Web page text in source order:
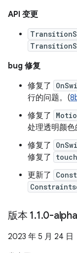
API 变更
bug 修复
修复了
行的问题。(
修复了
处理透明颜
修复了
修复了
更新了
版本 1.1.0-
2023 年 5 月 24 日